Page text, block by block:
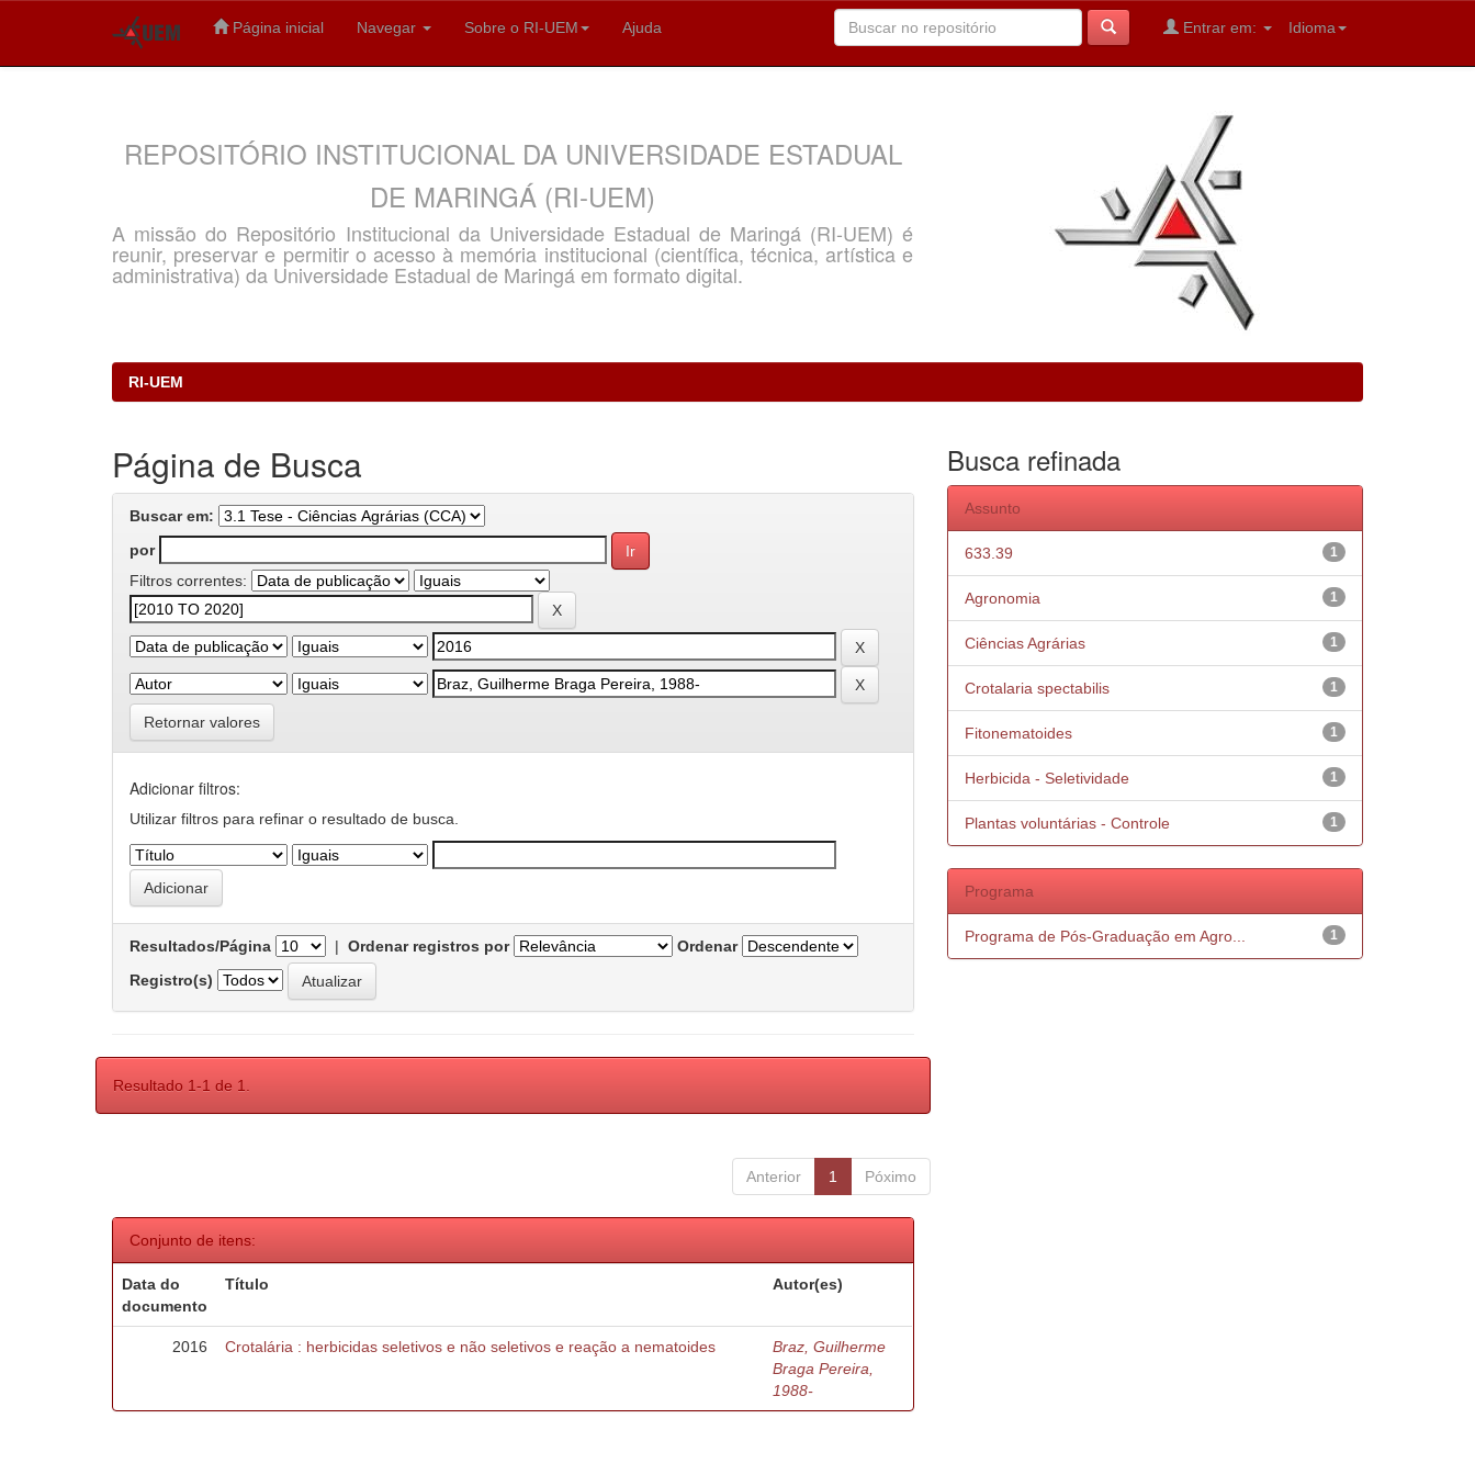
Página inicial Navegar Sobre o RI-UEM Ajuda Idioma
Entrar em:
REPOSITÓRIO INSTITUCIONAL DA UNIVERSIDADE ESTADUAL
DE MARINGÁ (RI-UEM)
A missão do Repositório Institucional da Universidade Estadual de Maringá (RI-UEM) é
reunir, preservar e permitir o acesso à memória institucional (científica, técnica, artística e
administrativa) da Universidade Estadual de Maringá em formato digital.
RI-UEM
Página de Busca
Buscar em:
por
Filtros correntes:
Retornar valores
Adicionar filtros:
Utilizar filtros para refinar o resultado de busca.
Resultados/Página | Ordenar registros por
Ordenar
Registro(s)
Resultado 1-1 de 1.
Anterior 1 Póximo
Conjunto de itens:
Data do
documento
Título Autor(es)
2016 Crotalária : herbicidas seletivos e não seletivos e reação a nematoides
Braz, Guilherme
Braga Pereira,
1988-
Busca refinada
Assunto
1
633.39
1
Agronomia
1
Ciências Agrárias
1
Crotalaria spectabilis
1
Fitonematoides
1
Herbicida - Seletividade
1
Plantas voluntárias - Controle
Programa
1
Programa de Pós-Graduação em Agro...